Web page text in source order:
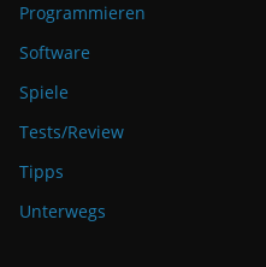
Programmieren
Software
Spiele
Tests/Review
Tipps
Unterwegs